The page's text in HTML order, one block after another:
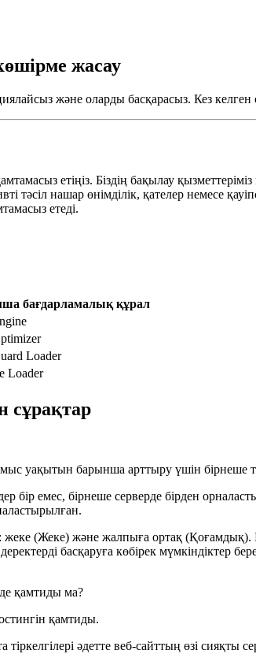
жасау
және оларды басқарасыз. Кез келген
етіңіз. Біздің бақылау қызметтеріміз
тәсіл нашар өнімділік, қателер немесе
етеді.
бағдарламалық құрал
Loader
Loader
сұрақтар
уақытын барынша арттыру үшін бірнеше
бір емес, бірнеше серверде бірден
жеке (Жеке) және жалпыға ортақ (Қоғамдық).
басқаруға көбірек мүмкіндіктер
қамтиды ма?
қамтиды.
әдетте веб-сайттың өзі сияқты